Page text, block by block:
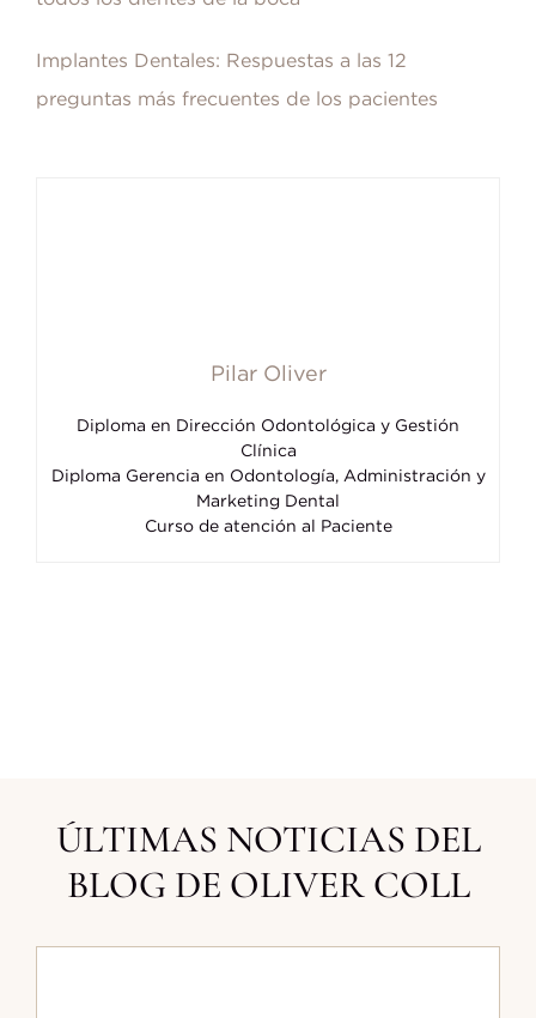
Implantes Dentales: Respuestas a las 12
preguntas más frecuentes de los pacientes
Pilar Oliver
Diploma en Dirección Odontológica y Gestión
Clínica
Diploma Gerencia en Odontología, Administración y
Marketing Dental
Curso de atención al Paciente
ÚLTIMAS NOTICIAS DEL
BLOG DE OLIVER COLL